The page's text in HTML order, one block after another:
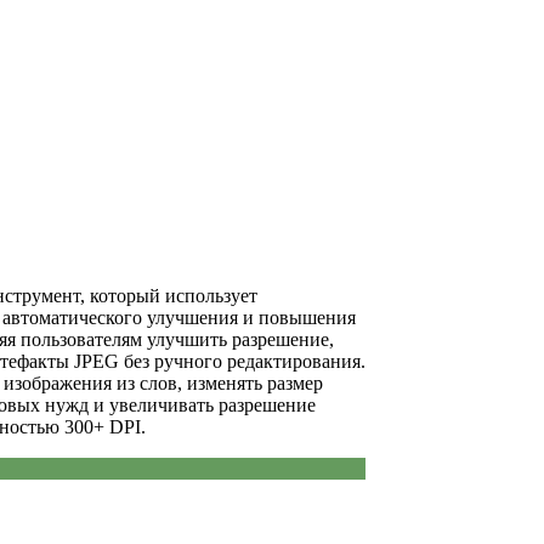
который использует
улучшения и повышения
пользователям улучшить разрешение,
JPEG без ручного редактирования.
из слов, изменять размер
нужд и увеличивать разрешение
300+ DPI.